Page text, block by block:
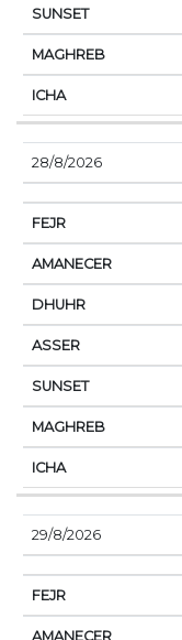
28/8/2026
29/8/2026